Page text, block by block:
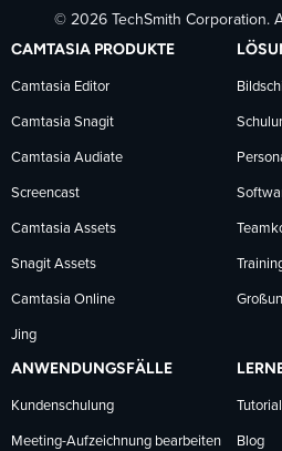
auf
© 2026 TechSmith Corporation.
CAMTASIA PRODUKTE
Camtasia Editor
Camtasia Snagit
Camtasia Audiate
Screencast
Camtasia Assets
Snagit Assets
Camtasia Online
Jing
ANWENDUNGSFÄLLE
Kundenschulung
Meeting-Aufzeichnung bearbeiten Blog